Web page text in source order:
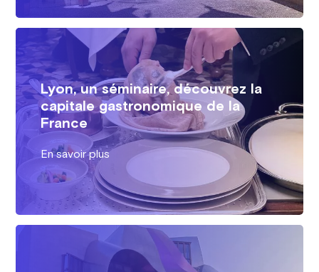
Lyon, un séminaire, découvrez la
capitale gastronomique de la
France
En savoir plus